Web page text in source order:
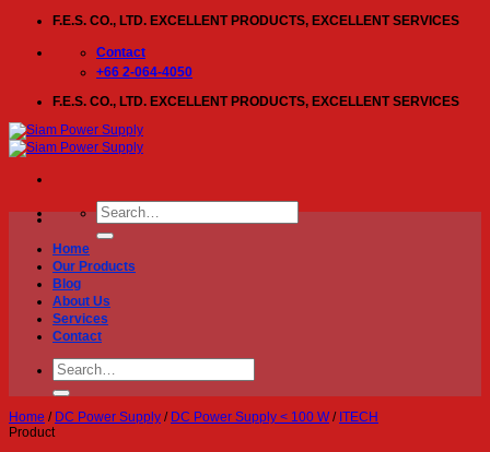
content
F.E.S. CO., LTD. EXCELLENT PRODUCTS, EXCELLENT SERVICES
Contact
+66 2-064-4050
F.E.S. CO., LTD. EXCELLENT PRODUCTS, EXCELLENT SERVICES
Search
for:
Home
Our Products
Blog
About Us
Services
Contact
Search
for:
Home / DC Power Supply / DC Power Supply < 100 W / ITECH
Product